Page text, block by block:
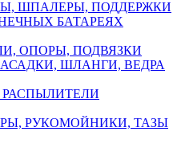
ШПАЛЕРЫ, ПОДДЕРЖКИ
БАТАРЕЯХ
ОПОРЫ, ПОДВЯЗКИ
ШЛАНГИ, ВЕДРА
РУКОМОЙНИКИ, ТАЗЫ